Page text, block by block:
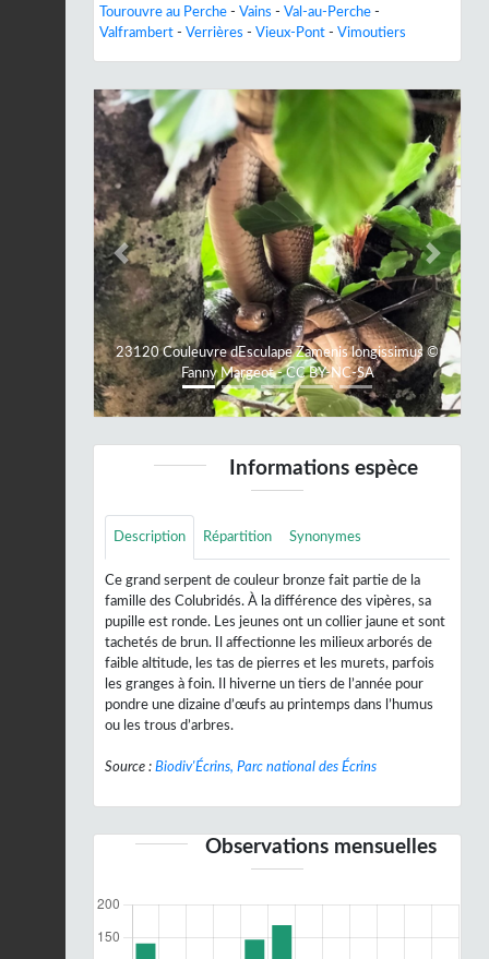
Tourouvre au Perche - Vains - Val-au-Perche -
Valframbert - Verrières - Vieux-Pont - Vimoutiers
23120 Couleuvre dEsculape Zamenis longissimus ©
Fanny Margeot - CC BY-NC-SA
Previous Next
Informations espèce
Description Répartition Synonymes
Ce grand serpent de couleur bronze fait partie de la
famille des Colubridés. À la différence des vipères, sa
pupille est ronde. Les jeunes ont un collier jaune et sont
tachetés de brun. Il affectionne les milieux arborés de
faible altitude, les tas de pierres et les murets, parfois
les granges à foin. Il hiverne un tiers de l’année pour
pondre une dizaine d’œufs au printemps dans l’humus
ou les trous d’arbres.
Source : Biodiv'Écrins, Parc national des Écrins
Observations mensuelles